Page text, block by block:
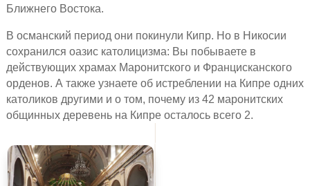
Ближнего Востока.
В османский период они покинули Кипр. Но в Никосии
сохранился оазис католицизма: Вы побываете в
действующих храмах Маронитского и Францисканского
орденов. А также узнаете об истреблении на Кипре одних
католиков другими и о том, почему из 42 маронитских
общинных деревень на Кипре осталось всего 2.